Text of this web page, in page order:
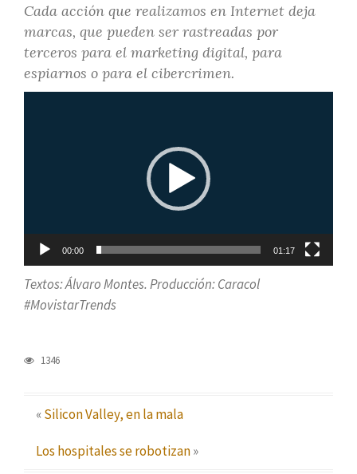
Cada acción que realizamos en Internet deja
marcas, que pueden ser rastreadas por
terceros para el marketing digital, para
espiarnos o para el cibercrimen.
00:00 01:17
Textos: Álvaro Montes. Producción: Caracol
#MovistarTrends
1346
«Silicon Valley, en la mala
Los hospitales se robotizan»